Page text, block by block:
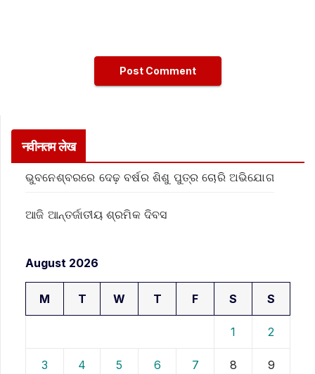
नवीनतम लेख
ଭୁବନେଶ୍ବରରେ ଦେଢ଼ ବର୍ଷର ଶିଶୁ ପୁତ୍ର ଚୋରି ଅଭିଯୋଗ
ଆଜି ଆନ୍ତର୍ଜାତୀୟ ଶ୍ରମିକ ଦିବସ
August 2026
M T W T F S S
1 2
3 4 5 6 7 8 9